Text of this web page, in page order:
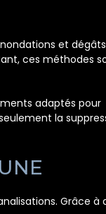
et dégâts
ces méthodes
adaptés pour
la
Grâce à